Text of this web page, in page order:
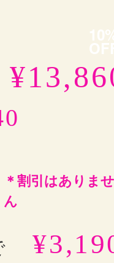
＊割引はありませ
ん